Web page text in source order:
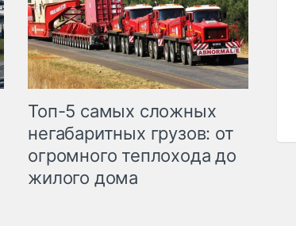
Топ-5 самых сложных
негабаритных грузов: от
огромного теплохода до
жилого дома